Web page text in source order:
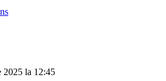
2025 la 12:45